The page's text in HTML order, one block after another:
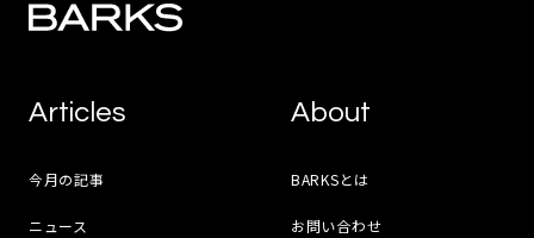
Articles
今月の記事
ニュース
About
BARKSとは
お問い合わせ